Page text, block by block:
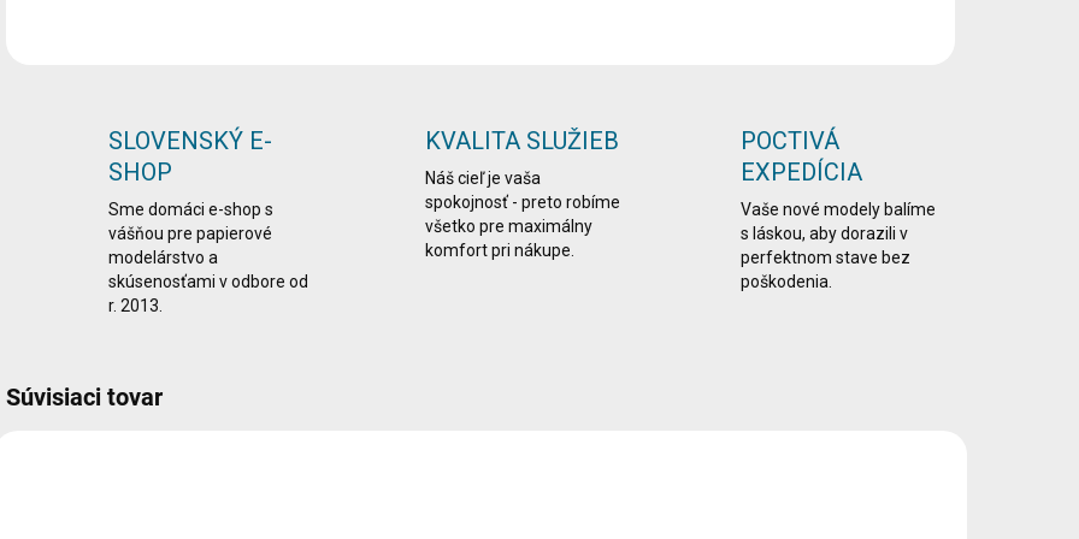
SLOVENSKÝ E-
SHOP
Sme domáci e-shop s
vášňou pre papierové
modelárstvo a
skúsenosťami v odbore od
r. 2013.
KVALITA SLUŽIEB
Náš cieľ je vaša
spokojnosť - preto robíme
všetko pre maximálny
komfort pri nákupe.
POCTIVÁ
EXPEDÍCIA
Vaše nové modely balíme
s láskou, aby dorazili v
perfektnom stave bez
poškodenia.
Súvisiaci tovar